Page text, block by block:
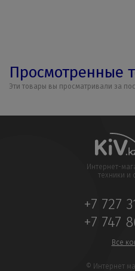
Просмотренные
Эти товары вы просматривали за
Интернет-
техники и
+7 727
+7 747
Все
© Интернет